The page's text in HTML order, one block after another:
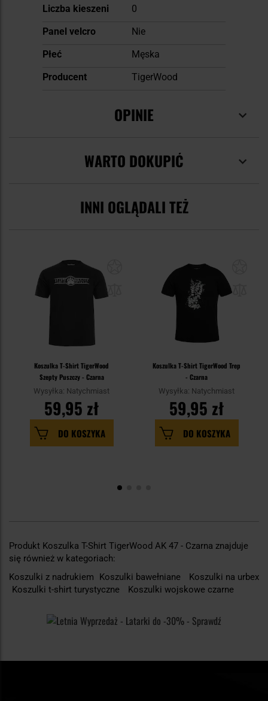
Liczba kieszeni
0
Panel velcro
Nie
Płeć
Męska
Producent
TigerWood
OPINIE
WARTO DOKUPIĆ
INNI OGLĄDALI TEŻ
Koszulka T-Shirt TigerWood
Szepty Puszczy - Czarna
Wysyłka: Natychmiast
59,95 zł
DO KOSZYKA
Koszulka T-Shirt TigerWood Trep
- Czarna
Wysyłka: Natychmiast
59,95 zł
DO KOSZYKA
Produkt Koszulka T-Shirt TigerWood AK 47 - Czarna znajduje
się również w kategoriach:
Koszulki z nadrukiem
Koszulki bawełniane
Koszulki na urbex
Koszulki t-shirt turystyczne
Koszulki wojskowe czarne